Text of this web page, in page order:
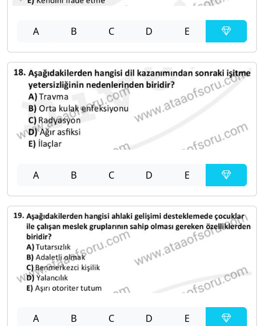
A B C D E
A B C D E
A B C D E